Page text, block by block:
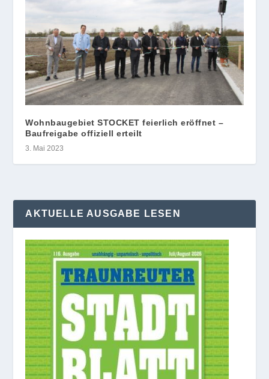
Wohnbaugebiet STOCKET feierlich eröffnet –
Baufreigabe offiziell erteilt
3. Mai 2023
AKTUELLE AUSGABE LESEN